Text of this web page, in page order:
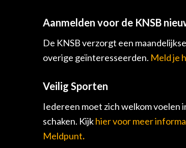
Aanmelden voor de KNSB
De KNSB verzorgt een
overige geïnteresseerden. Meld je
Veilig Sporten
Iedereen moet zich welkom voelen
schaken. Kijkhier voor meer
Meldpunt.